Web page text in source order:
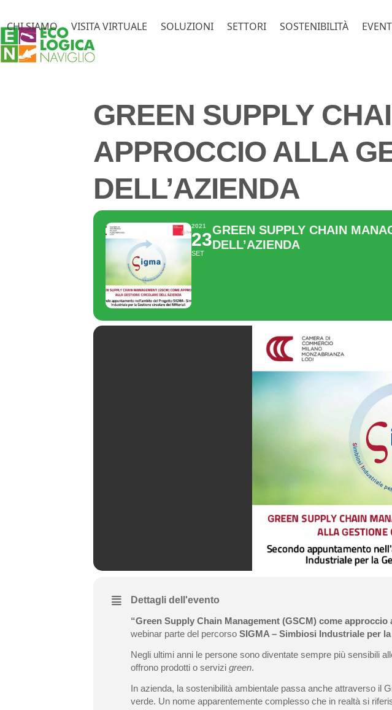
content
CHI SIAMO VISITA VIRTUALE SOLUZIONI SETTORI SOSTENIBILITÀ
GREEN SUPPLY
APPROCCIO ALLA
DELL’AZIENDA
2021
23
SET
GREEN SUPPLY CHAIN
DELL’AZIENDA
Dettagli dell'evento
“Green Supply Chain Management (GSCM) come approccio
webinar parte del percorso SIGMA – Simbiosi Industriale per
Negli ultimi anni le persone sono diventate sempre più sensibili
offrono prodotti o servizi green.
In azienda, la sostenibilità ambientale passa anche attraverso il
verde. Un nome apparentemente complesso che in realtà si